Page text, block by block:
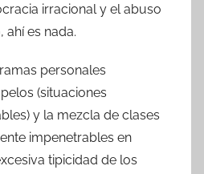
irracional y el abuso
ahí es nada.
personales
(situaciones
y la mezcla de clases
impenetrables en
tipicidad de los